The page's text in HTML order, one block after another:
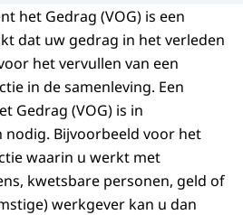
het Gedrag (VOG) is een
dat uw gedrag in het verleden
het vervullen van een
in de samenleving. Een
Gedrag (VOG) is in
nodig. Bijvoorbeeld voor het
waarin u werkt met
kwetsbare personen, geld of
werkgever kan u dan